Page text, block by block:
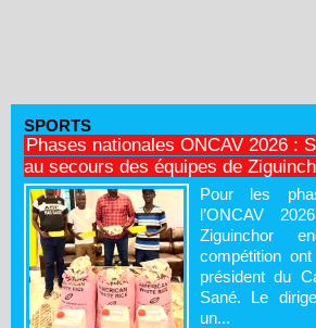
SPORTS
Phases nationales ONCAV 2026 :
au secours des équipes de
Pour les
l’ONCAV
Ziguinchor
compétition
président du
Sané. Le
un...